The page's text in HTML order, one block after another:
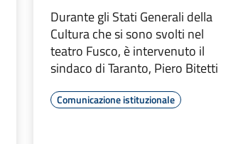
Durante gli Stati Generali della
Cultura che si sono svolti nel
teatro Fusco, è intervenuto il
sindaco di Taranto, Piero Bitetti
Comunicazione istituzionale